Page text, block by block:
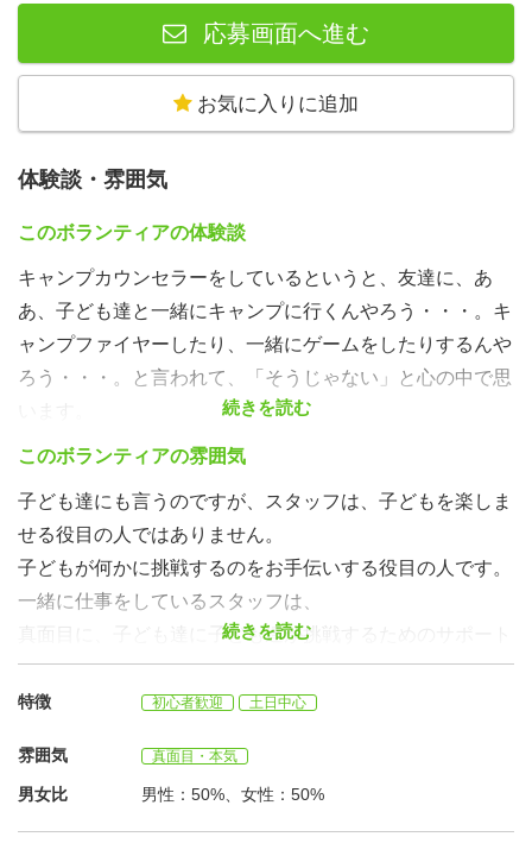
応募画面へ進む
お気に入りに追加
体験談・雰囲気
このボランティアの体験談
キャンプカウンセラーをしているというと、友達に、あ
あ、子ども達と一緒にキャンプに行くんやろう・・・。キ
ャンプファイヤーしたり、一緒にゲームをしたりするんや
ろう・・・。と言われて、「そうじゃない」と心の中で思
でも、それじゃぁ何をしているのか・・・ということを一
子どもが挑戦するのを見守るのが仕事。子ども達が自分達
で考え出すために、あえて何も言わない、かかわらないこ
ともあると伝えても、なかなか伝わらない。
人の心の成長や,内面にかかわる仕事をするということ
いつもどう伝えたらよいのか苦労します。
続きを読む
このボランティアの雰囲気
子ども達にも言うのですが、スタッフは、子どもを楽しま
せる役目の人ではありません。
子どもが何かに挑戦するのをお手伝いする役目の人です。
一緒に仕事をしているスタッフは、
真面目に、子ども達に子ども達が挑戦するためのサポート
していけるスタッフです。
裏方を仕事と考えることができる人。人を支えるためのサ
真面目で、自分自身が自分の壁に挑戦したいと考えている
スタッフだと思います。
続きを読む
特徴 初心者歓迎 土日中心
雰囲気 真面目・本気
男女比 男性：50%、女性：50%